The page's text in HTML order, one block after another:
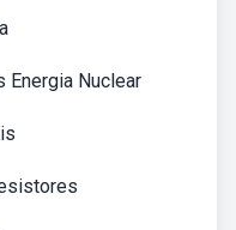
Energia Nuclear